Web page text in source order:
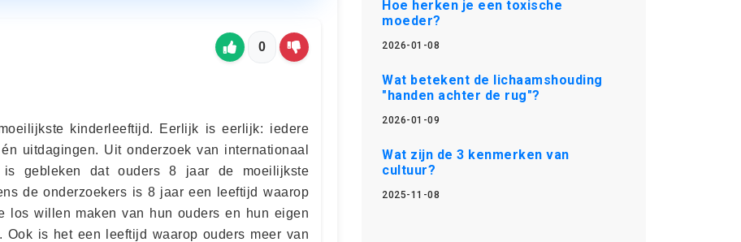
0
kinderleeftijd. Eerlijk is eerlijk: iedere
uitdagingen. Uit onderzoek van internationaal
is gebleken dat ouders 8 jaar de moeilijkste
de onderzoekers is 8 jaar een leeftijd waarop
los willen maken van hun ouders en hun eigen
Ook is het een leeftijd waarop ouders meer van
Hoe herken je een toxische
moeder?
2026-01-08
Wat betekent de lichaamshouding
"handen achter de rug"?
2026-01-09
Wat zijn de 3 kenmerken van
cultuur?
2025-11-08